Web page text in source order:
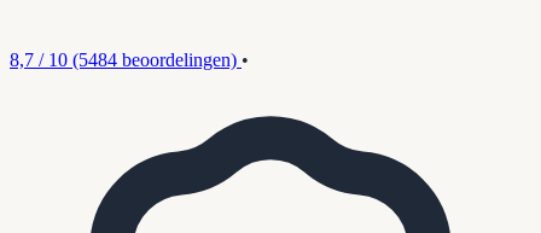
8,7 / 10 (5484 beoordelingen) •